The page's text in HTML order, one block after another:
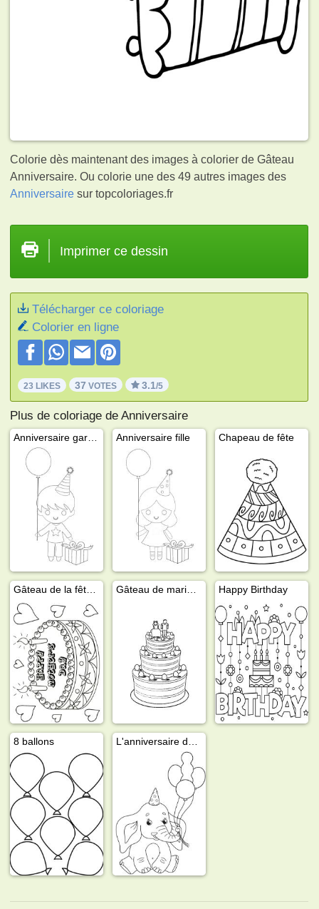
Colorie dès maintenant des images à colorier de Gâteau
Anniversaire. Ou colorie une des 49 autres images des
Anniversaire sur topcoloriages.fr
Imprimer ce dessin
Télécharger ce coloriage
Colorier en ligne
23 LIKES 37 VOTES 3.1/5
Plus de coloriage de Anniversaire
Anniversaire fille Chapeau de fête
Happy Birthday
8 ballons